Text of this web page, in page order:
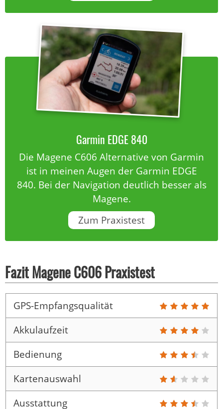
Garmin EDGE 840
Die Magene C606 Alternative von Garmin
ist in meinen Augen der Garmin EDGE
840. Bei der Navigation deutlich besser als
Magene.
Zum Praxistest
Fazit Magene C606 Praxistest
GPS-Empfangsqualität
Akkulaufzeit
Bedienung
Kartenauswahl
Ausstattung